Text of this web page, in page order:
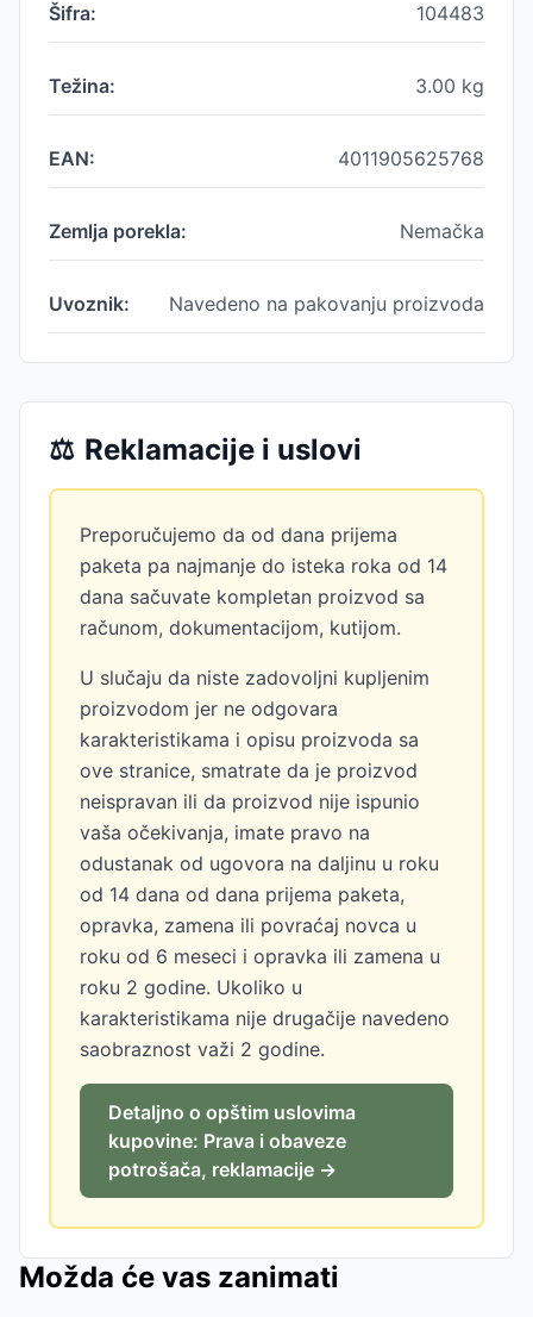
Šifra: 104483
Težina: 3.00 kg
EAN: 4011905625768
Zemlja porekla: Nemačka
Uvoznik: Navedeno na pakovanju proizvoda
⚖️ Reklamacije i uslovi
Preporučujemo da od dana prijema
paketa pa najmanje do isteka roka od 14
dana sačuvate kompletan proizvod sa
računom, dokumentacijom, kutijom.
U slučaju da niste zadovoljni kupljenim
proizvodom jer ne odgovara
karakteristikama i opisu proizvoda sa
ove stranice, smatrate da je proizvod
neispravan ili da proizvod nije ispunio
vaša očekivanja, imate pravo na
odustanak od ugovora na daljinu u roku
od 14 dana od dana prijema paketa,
opravka, zamena ili povraćaj novca u
roku od 6 meseci i opravka ili zamena u
roku 2 godine. Ukoliko u
karakteristikama nije drugačije navedeno
saobraznost važi 2 godine.
Detaljno o opštim uslovima
kupovine: Prava i obaveze
potrošača, reklamacije →
Možda će vas zanimati